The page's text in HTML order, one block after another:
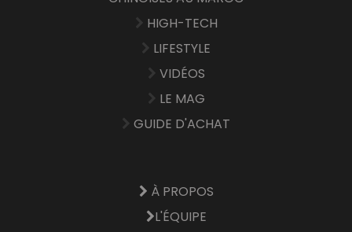
HIGH-TECH
LIFESTYLE
VIDÉOS
LE MAG
GUIDE D'ACHAT
À PROPOS
L'ÉQUIPE